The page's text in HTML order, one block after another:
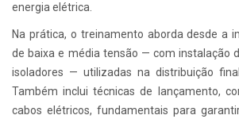
energia elétrica.
Na prática, o treinamento aborda desde a
de baixa e média tensão — com instalação
isoladores — utilizadas na distribuição
Também inclui técnicas de lançamento,
cabos elétricos, fundamentais para